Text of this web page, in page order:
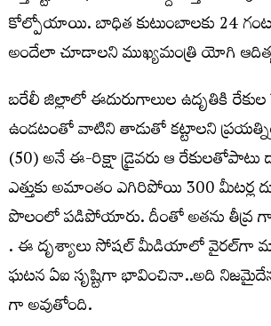
కోల్పోయాయి. బాధిత కుటుంబాలకు 24
అందేలా చూడాలని ముఖ్యమంత్రి యోగి
బరేలీ జిల్లాలో ఈదురుగాలుల ఉదృతికి
ఉండటంతో వాటిని తాడుతో కట్టాలని
(50) అనే ఈ-రిక్షా డ్రైవరు ఆ రేకులతోపాటు
ఎత్తుకు అమాంతం ఎగిరిపోయి 300 మీటర్ల
పొలంలో పడిపోయారు. దీంతో అతను
. ఈ దృశ్యాలు సోషల్‌ మీడియాలో
ఘటన ఏఐ సృష్టిగా భావించినా..అది
గా అవుతోంది.